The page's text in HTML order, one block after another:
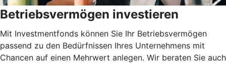
Betriebsvermögen investieren
Mit Investmentfonds können Sie Ihr Betriebsvermögen
passend zu den Bedürfnissen Ihres Unternehmens mit
Chancen auf einen Mehrwert anlegen. Wir beraten Sie auch